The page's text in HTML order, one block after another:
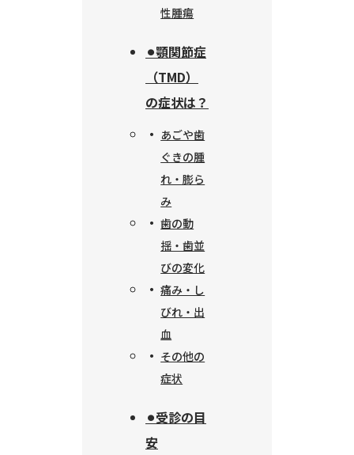
性腫瘍
⚫︎顎関節症
（TMD）
の症状は？
あごや歯
ぐきの腫
れ・膨ら
み
歯の動
揺・歯並
びの変化
痛み・し
びれ・出
血
その他の
症状
⚫︎受診の目
安